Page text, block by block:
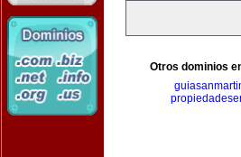
Otros dominios